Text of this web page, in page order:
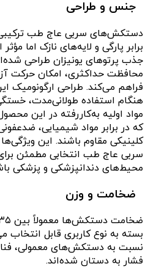
جنس و طراحی
دستکش‌های سربی عاج طب ترکیبی
برابر پارگی و لایه‌های نازک اما
جذب پرتوهای یونیزان طراحی
محافظت حداکثری، امکان حرکت
فراهم می‌کند. طراحی
هنگام استفاده طولانی‌مدت،
مواد اولیه به‌کاررفته در این
که در برابر مواد شیمیایی،
کلینیکی مقاوم باشند. این
سربی عاج طب انتخابی مطمئن
محیط‌های دندانپزشکی و پزشکی
ضخامت و وزن
بسته به نوع کاربری قابل انتخاب
نسبت به دستکش‌های معمولی،
فشار به دستان شده‌اند.